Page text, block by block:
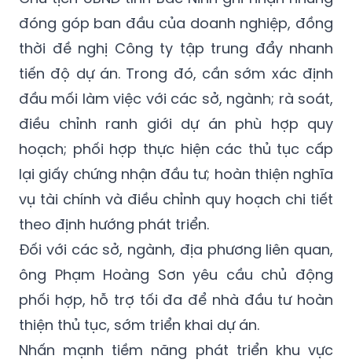
đóng góp ban đầu của doanh nghiệp, đồng
thời đề nghị Công ty tập trung đẩy nhanh
tiến độ dự án. Trong đó, cần sớm xác định
đầu mối làm việc với các sở, ngành; rà soát,
điều chỉnh ranh giới dự án phù hợp quy
hoạch; phối hợp thực hiện các thủ tục cấp
lại giấy chứng nhận đầu tư; hoàn thiện nghĩa
vụ tài chính và điều chỉnh quy hoạch chi tiết
theo định hướng phát triển.
Đối với các sở, ngành, địa phương liên quan,
ông Phạm Hoàng Sơn yêu cầu chủ động
phối hợp, hỗ trợ tối đa để nhà đầu tư hoàn
thiện thủ tục, sớm triển khai dự án.
Nhấn mạnh tiềm năng phát triển khu vực